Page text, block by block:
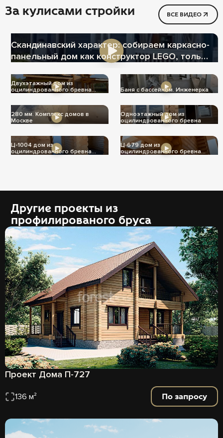
За кулисами стройки ВСЕ ВИДЕО
Скандинавский характер: собираем каркасно-
панельный дом как конструктор LEGO, только
Двухэтажный дом из
оцилиндрованного бревна
Баня с бассейном. Инженерка
280 мм. Комплекс домов в
Москве
Одноэтажный дом из
оцилиндрованного бревна
Ц-1004 дом из
оцилиндрованного бревна
Ц-679 дом из
оцилиндрованного бревна
Другие проекты из
профилированого бруса
Проект Дома П-727
136 м² По запросу